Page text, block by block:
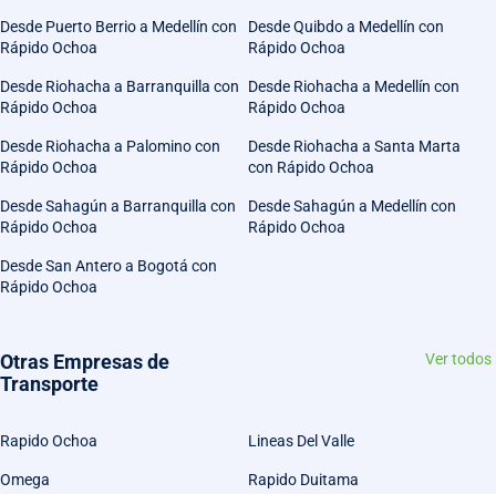
Desde Puerto Berrio a Medellín con
Rápido Ochoa
Desde Quibdo a Medellín con
Rápido Ochoa
Desde Riohacha a Barranquilla con
Rápido Ochoa
Desde Riohacha a Medellín con
Rápido Ochoa
Desde Riohacha a Palomino con
Rápido Ochoa
Desde Riohacha a Santa Marta
con Rápido Ochoa
Desde Sahagún a Barranquilla con
Rápido Ochoa
Desde Sahagún a Medellín con
Rápido Ochoa
Desde San Antero a Bogotá con
Rápido Ochoa
Otras Empresas de
Transporte
Ver todos
Rapido Ochoa Lineas Del Valle
Omega Rapido Duitama